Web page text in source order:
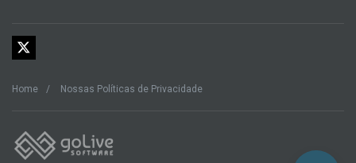
Home Nossas Políticas de Privacidade